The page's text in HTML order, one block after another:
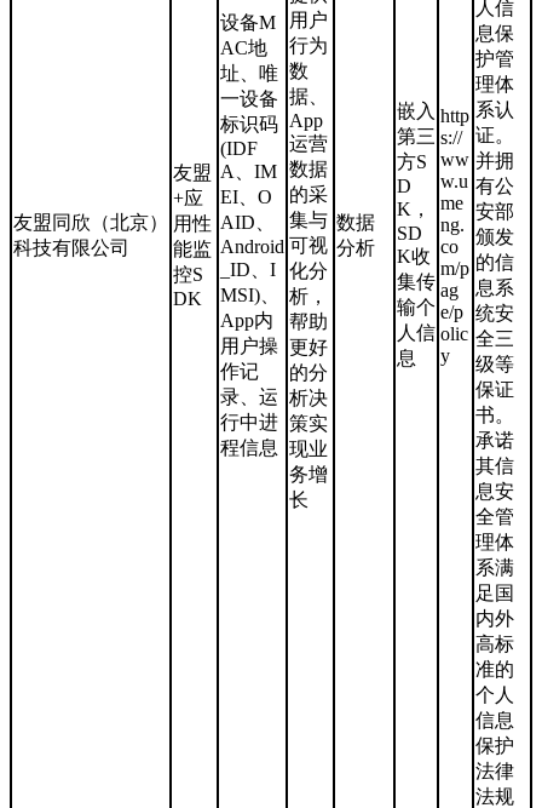
友盟同欣（北京）
科技有限公司
友盟
+应
用性
能监
控S
DK
设备M
AC地
址、唯
一设备
标识码
(IDF
A、IM
EI、O
AID、
Android
_ID、I
MSI)、
App内
用户操
作记
录、运
行中进
程信息
用户
行为
数
据、
App
运营
数据
的采
集与
可视
化分
析，
帮助
更好
的分
析决
策实
现业
务增
长
数据
分析
嵌入
第三
方S
D
K，
SD
K收
集传
输个
人信
息
http
s://
ww
w.u
me
ng.
co
m/p
ag
e/p
olic
y
人信
息保
护管
理体
系认
证。
并拥
有公
安部
颁发
的信
息系
统安
全三
级等
保证
书。
承诺
其信
息安
全管
理体
系满
足国
内外
高标
准的
个人
信息
保护
法律
法规